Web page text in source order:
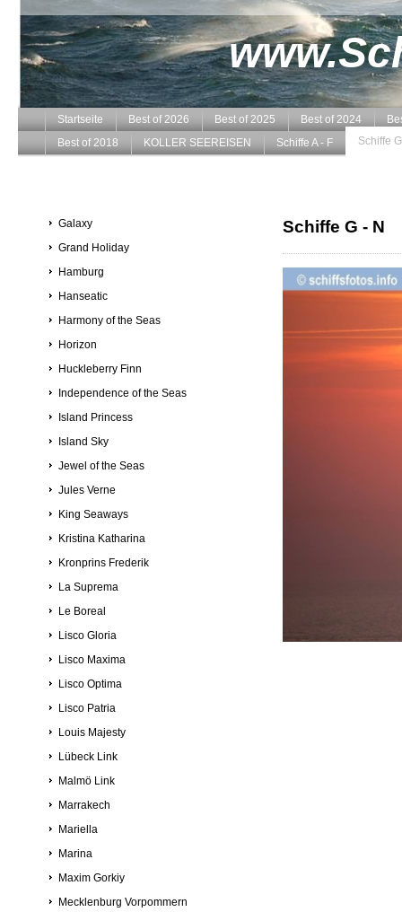
Startseite Best of 2026 Best of 2025 Best of 2024
Best of 2018
KOLLER SEEREISEN Schiffe A - F Schiffe
Galaxy
Grand Holiday
Hamburg
Hanseatic
Harmony of the Seas
Horizon
Huckleberry Finn
Independence of the Seas
Island Princess
Island Sky
Jewel of the Seas
Jules Verne
King Seaways
Kristina Katharina
Kronprins Frederik
La Suprema
Le Boreal
Lisco Gloria
Lisco Maxima
Lisco Optima
Lisco Patria
Louis Majesty
Lübeck Link
Malmö Link
Marrakech
Mariella
Marina
Maxim Gorkiy
Mecklenburg Vorpommern
Schiffe G - N